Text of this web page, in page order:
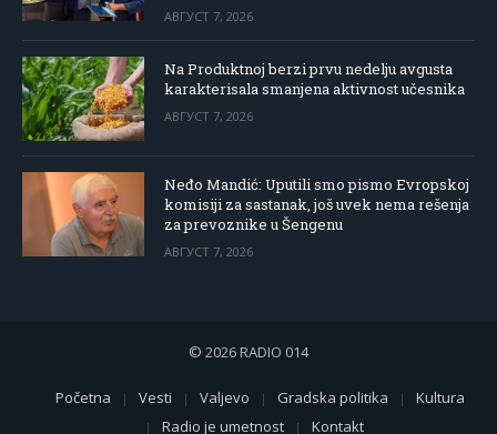
АВГУСТ 7, 2026
Na Produktnoj berzi prvu nedelju avgusta
karakterisala smanjena aktivnost učesnika
АВГУСТ 7, 2026
Neđo Mandić: Uputili smo pismo Evropskoj
komisiji za sastanak, još uvek nema rešenja
za prevoznike u Šengenu
АВГУСТ 7, 2026
© 2026 RADIO 014
Početna Vesti Valjevo Gradska politika
Kultura
Radio je umetnost
Kontakt